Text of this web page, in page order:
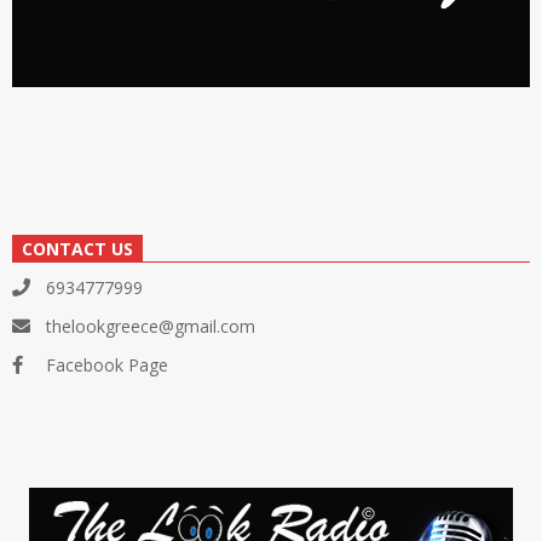
CONTACT US
6934777999
thelookgreece@gmail.com
Facebook Page